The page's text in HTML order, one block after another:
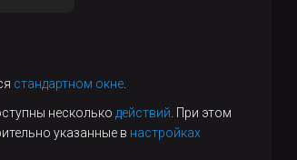
стандартном окне.
несколько действий. При этом
указанные в настройках